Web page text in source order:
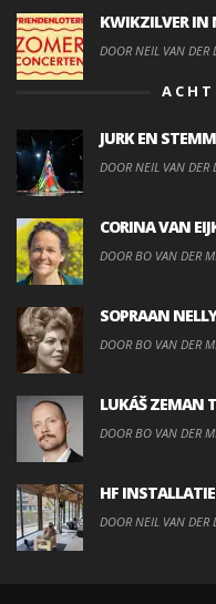
KWIKZILVER IN
DOOR NEIL VAN DER
JURK EN
DOOR NEIL VAN DER
CORINA VAN
DOOR BO VAN DER
SOPRAAN
DOOR BO VAN DER
LUKÁŠ ZEMAN
DOOR BO VAN DER
HF
DOOR NEIL VAN DER